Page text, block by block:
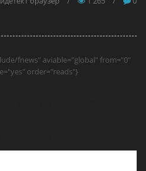
fnews" aviable="global" from="0"
order="reads"}